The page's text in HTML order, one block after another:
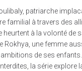
patriarche
familial à travers des
heurtent à la volonté de
Rokhya, une femme
de ses
la série explore